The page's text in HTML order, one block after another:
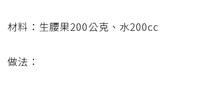
材料：生腰果200公克、水200cc
做法：